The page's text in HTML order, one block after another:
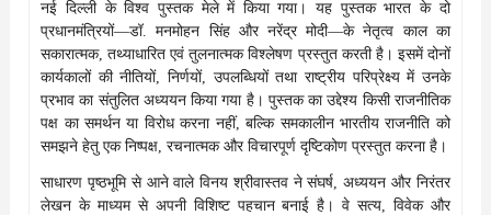
नई दिल्ली के विश्व पुस्तक मेले में किया गया। यह पुस्तक भारत के दो
प्रधानमंत्रियों—डॉ. मनमोहन सिंह और नरेंद्र मोदी—के नेतृत्व काल का
सकारात्मक, तथ्याधारित एवं तुलनात्मक विश्लेषण प्रस्तुत करती है। इसमें दोनों
कार्यकालों की नीतियों, निर्णयों, उपलब्धियों तथा राष्ट्रीय परिप्रेक्ष्य में उनके
प्रभाव का संतुलित अध्ययन किया गया है। पुस्तक का उद्देश्य किसी राजनीतिक
पक्ष का समर्थन या विरोध करना नहीं, बल्कि समकालीन भारतीय राजनीति को
समझने हेतु एक निष्पक्ष, रचनात्मक और विचारपूर्ण दृष्टिकोण प्रस्तुत करना है।
साधारण पृष्ठभूमि से आने वाले विनय श्रीवास्तव ने संघर्ष, अध्ययन और निरंतर
लेखन के माध्यम से अपनी विशिष्ट पहचान बनाई है। वे सत्य, विवेक और